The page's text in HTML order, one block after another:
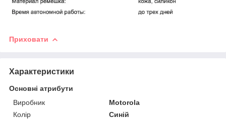
Приховати
Характеристики
Основні атрибути
Виробник
Motorola
Колір
Синій